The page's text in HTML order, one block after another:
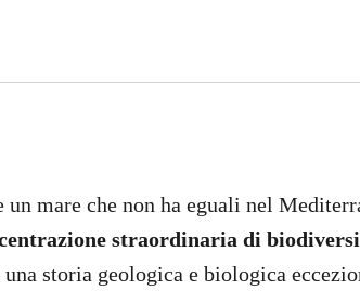
mare che non ha eguali nel
straordinaria di
storia geologica e biologica